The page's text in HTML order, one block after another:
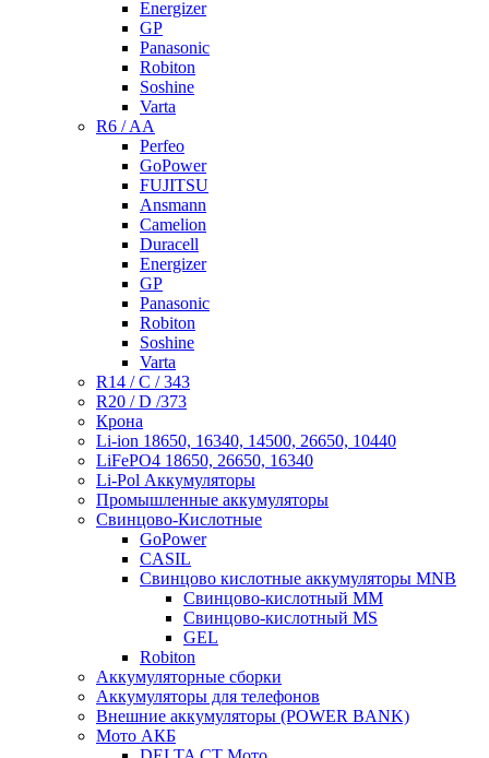
Energizer
GP
Panasonic
Robiton
Soshine
Varta
R6 / AA
Perfeo
GoPower
FUJITSU
Ansmann
Camelion
Duracell
Energizer
GP
Panasonic
Robiton
Soshine
Varta
R14 / C / 343
R20 / D /373
Крона
Li-ion 18650, 16340, 14500, 26650, 10440
LiFePO4 18650, 26650, 16340
Li-Pol Аккумуляторы
Промышленные аккумуляторы
Свинцово-Кислотные
GoPower
CASIL
Свинцово кислотные аккумуляторы MNB
Cвинцово-кислотный MM
Cвинцово-кислотный MS
GEL
Robiton
Аккумуляторные сборки
Аккумуляторы для телефонов
Внешние аккумуляторы (POWER BANK)
Мото АКБ